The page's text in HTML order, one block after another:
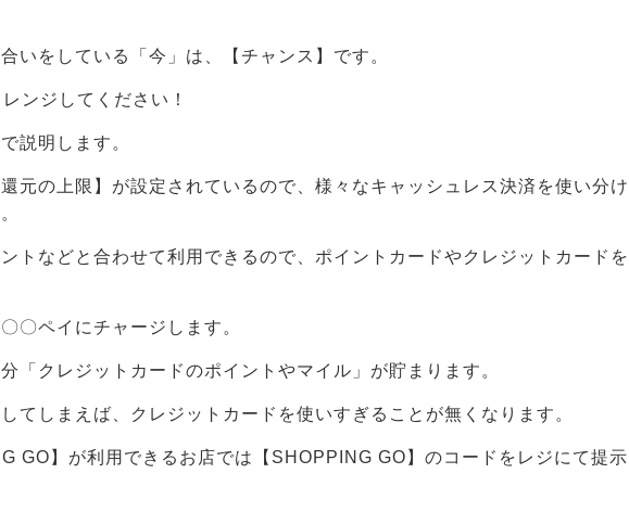
いをしている「今」は、【チャンス】です。
ンジしてください！
説明します。
元の上限】が設定されているので、様々なキャッシュレス決済を使い分け
トなどと合わせて利用できるので、ポイントカードやクレジットカードを
〇ペイにチャージします。
「クレジットカードのポイントやマイル」が貯まります。
てしまえば、クレジットカードを使いすぎることが無くなります。
GO】が利用できるお店では【SHOPPING GO】のコードをレジにて提示